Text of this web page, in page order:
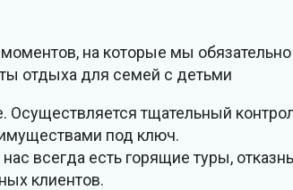
на которые мы
отдыха для семей с детьми
Осуществляется тщательный
под ключ.
всегда есть горящие туры,
клиентов.